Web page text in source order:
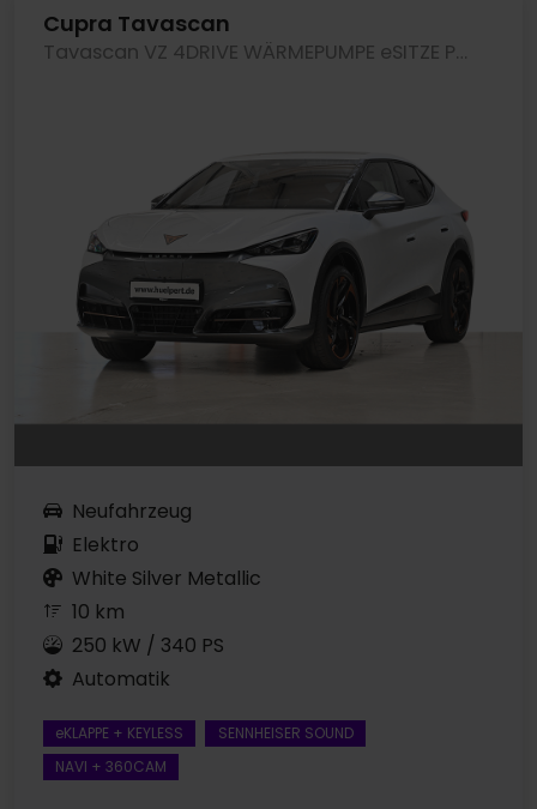
Cupra Tavascan
Tavascan VZ 4DRIVE WÄRMEPUMPE eSITZE PANO HEADUP
Neufahrzeug
Elektro
White Silver Metallic
10 km
250 kW / 340 PS
Automatik
eKLAPPE + KEYLESS
SENNHEISER SOUND
NAVI + 360CAM